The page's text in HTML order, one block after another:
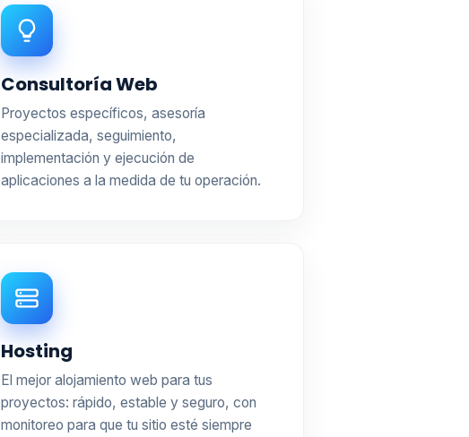
Consultoría Web
Proyectos específicos, asesoría
especializada, seguimiento,
implementación y ejecución de
aplicaciones a la medida de tu operación.
Hosting
El mejor alojamiento web para tus
proyectos: rápido, estable y seguro, con
monitoreo para que tu sitio esté siempre